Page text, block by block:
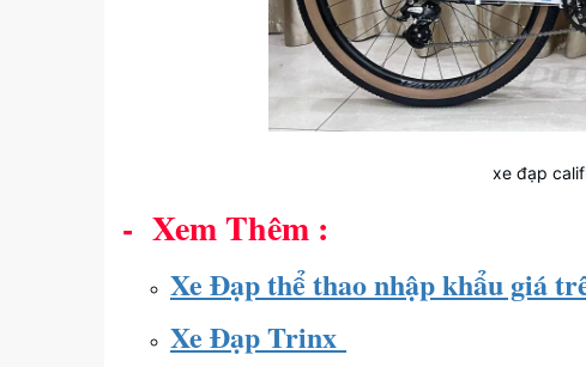
xe đạp
- Xem Thêm :
Xe Đạp thể thao nhập khẩu giá
Xe Đạp Trinx